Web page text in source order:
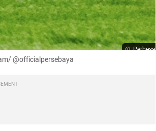
Perbesar
@officialpersebaya